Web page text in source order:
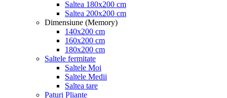
Saltea 180x200 cm
Saltea 200x200 cm
Dimensiune (Memory)
140x200 cm
160x200 cm
180x200 cm
Saltele fermitate
Saltele Moi
Saltele Medii
Saltea tare
Paturi Pliante